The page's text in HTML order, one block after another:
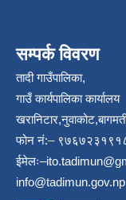
सम्पर्क विवरण
तादी गाउँपालिका,
गाउँ कार्यपालिका कार्यालय
फोन नं:–
ईमेलः–
info@tadimun.gov.np